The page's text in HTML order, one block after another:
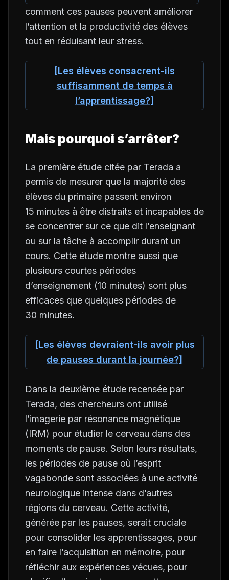
comment ces pauses peuvent améliorer
l’attention et la productivité des élèves
tout en réduisant leur stress.
[Les élèves consacrent-ils
suffisamment de temps à
l’apprentissage?]
Mais pourquoi s’arrêter?
La première étude citée par Terada a
permis de mesurer que la majorité des
élèves du primaire passent environ
15 minutes à être distraits et incapables de
se concentrer sur ce que dit l’enseignant
ou sur la tâche à accomplir durant un
cours. Cette étude montre aussi que
plusieurs courtes périodes
d’enseignement (10 minutes) sont plus
efficaces que quelques périodes de
30 minutes.
[Les élèves devraient-ils avoir plus
de pauses durant la journée?]
Dans la deuxième étude recensée par
Terada, des chercheurs ont utilisé
l’imagerie par résonance magnétique
(IRM) pour étudier le cerveau dans des
moments de pause. Selon leurs résultats,
les périodes de pause où l’esprit
vagabonde sont associées à une activité
neurologique intense dans d’autres
régions du cerveau. Cette activité,
générée par les pauses, serait cruciale
pour consolider les apprentissages, pour
en faire l’acquisition en mémoire, pour
réfléchir aux expériences vécues, pour